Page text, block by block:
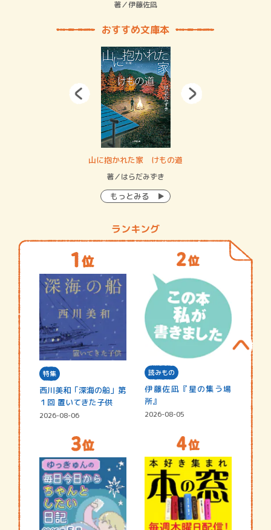
著／伊藤佐凪
おすすめ文庫本
山に抱かれた家 けもの道
著／はらだみずき
もっとみる
ランキング
特集
西川美和「深海の船」第
１回 置いてきた子供
2026-08-06
読みもの
伊藤佐凪『星の集う場
所』
2026-08-05